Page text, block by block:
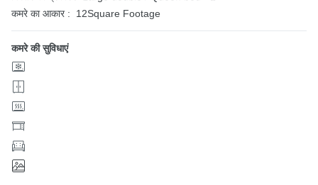
कमरे का आकार :
12Square Footage
कमरे की सुविधाएं